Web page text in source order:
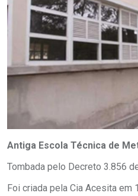
Antiga Escola Técnica de
Tombada pelo Decreto 3.856
Foi criada pela Cia Acesita em